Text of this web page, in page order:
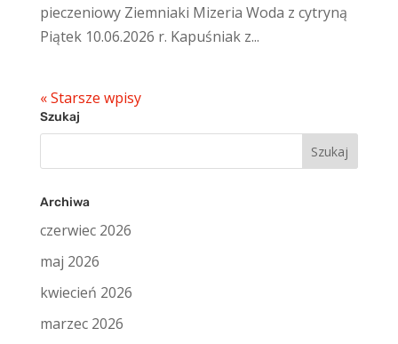
pieczeniowy Ziemniaki Mizeria Woda z cytryną
Piątek 10.06.2026 r. Kapuśniak z...
« Starsze wpisy
Szukaj
Archiwa
czerwiec 2026
maj 2026
kwiecień 2026
marzec 2026